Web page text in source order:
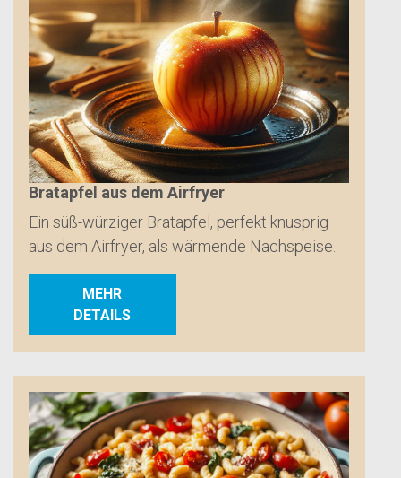
Bratapfel aus dem Airfryer
Ein süß-würziger Bratapfel, perfekt knusprig
aus dem Airfryer, als wärmende Nachspeise.
MEHR
DETAILS